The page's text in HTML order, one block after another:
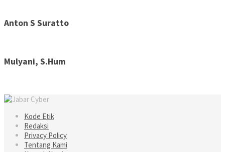
Anton S Suratto
Mulyani, S.Hum
Kode Etik
Redaksi
Privacy Policy
Tentang Kami